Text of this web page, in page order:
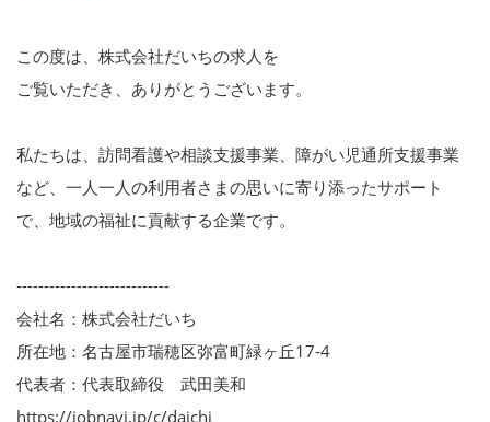
この度は、株式会社だいちの求人を
ご覧いただき、ありがとうございます。
私たちは、訪問看護や相談支援事業、障がい児通所支援事業
など、一人一人の利用者さまの思いに寄り添ったサポート
で、地域の福祉に貢献する企業です。
----------------------------
会社名：株式会社だいち
所在地：名古屋市瑞穂区弥富町緑ヶ丘17-4
代表者：代表取締役 武田美和
https://jobnavi.jp/c/daichi